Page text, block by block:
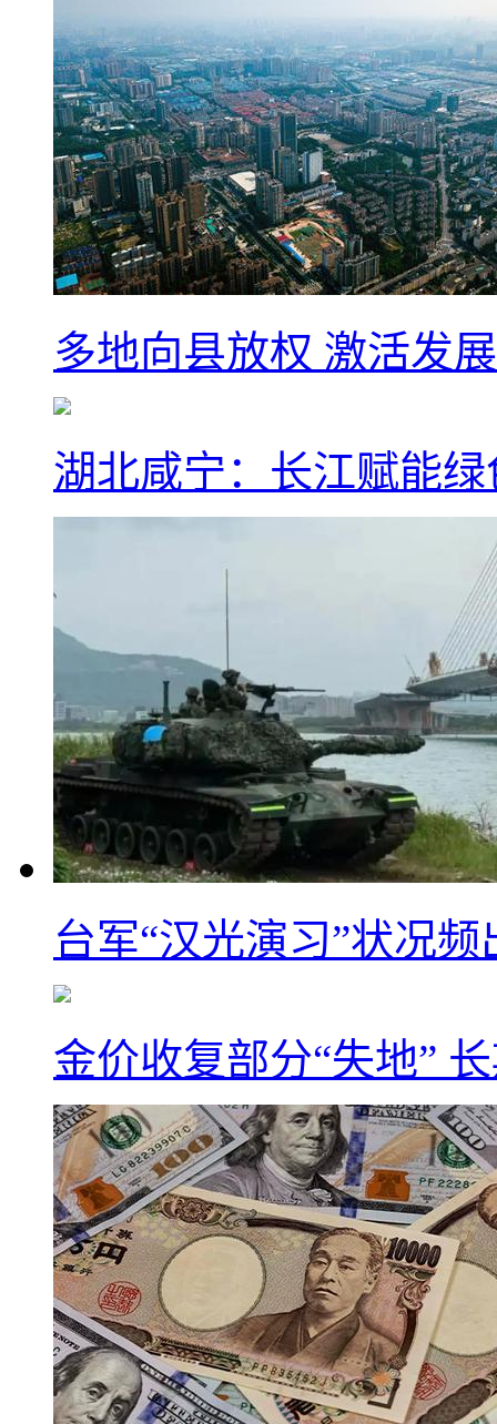
多地向县放权 激活发
湖北咸宁：长江赋能
台军“汉光演习”状况
金价收复部分“失地”